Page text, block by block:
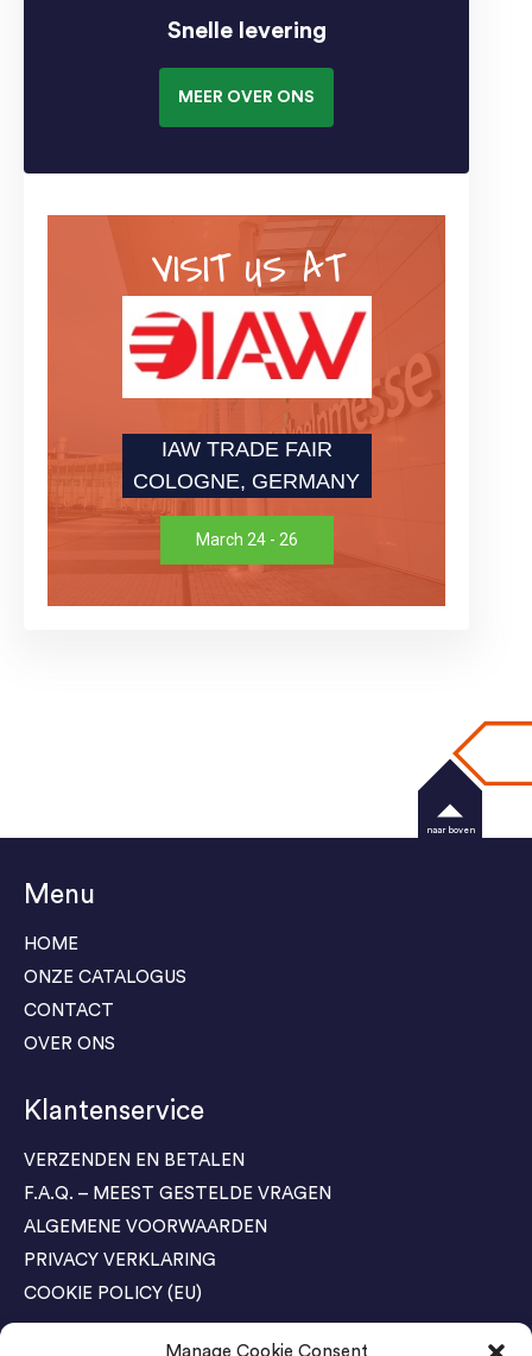
Manage Cookie Consent
Snelle levering
MEER OVER ONS
VISIT US AT
IAW TRADE FAIR
COLOGNE, GERMANY
March 24 - 26
Menu
HOME
ONZE CATALOGUS
CONTACT
OVER ONS
Klantenservice
VERZENDEN EN BETALEN
F.A.Q. – MEEST GESTELDE VRAGEN
ALGEMENE VOORWAARDEN
PRIVACY VERKLARING
COOKIE POLICY (EU)
naar boven